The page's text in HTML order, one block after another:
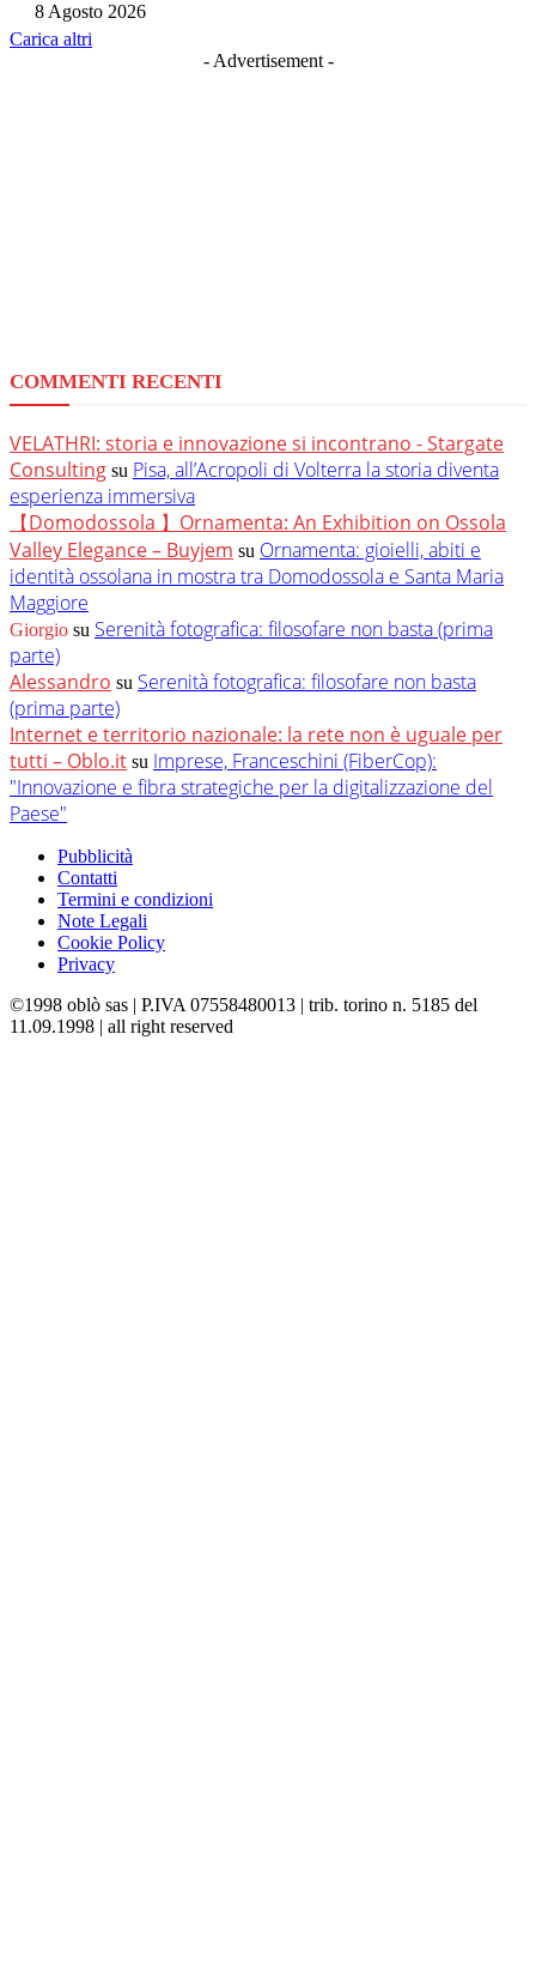
8 Agosto 2026
Carica altri
- Advertisement -
COMMENTI RECENTI
VELATHRI: storia e innovazione si incontrano - Stargate
Consulting su Pisa, all’Acropoli di Volterra la storia diventa
esperienza immersiva
【Domodossola 】Ornamenta: An Exhibition on Ossola
Valley Elegance – Buyjem su Ornamenta: gioielli, abiti e
identità ossolana in mostra tra Domodossola e Santa Maria
Maggiore
Giorgio su Serenità fotografica: filosofare non basta (prima
parte)
Alessandro su Serenità fotografica: filosofare non basta
(prima parte)
Internet e territorio nazionale: la rete non è uguale per
tutti – Oblo.it su Imprese, Franceschini (FiberCop):
"Innovazione e fibra strategiche per la digitalizzazione del
Paese"
Pubblicità
Contatti
Termini e condizioni
Note Legali
Cookie Policy
Privacy
©1998 oblò sas | P.IVA 07558480013 | trib. torino n. 5185 del
11.09.1998 | all right reserved